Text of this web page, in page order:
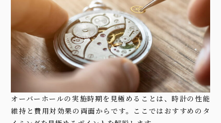
オーバーホールの実施時期を見極めることは、時計の性能
維持と費用対効果の両面からです。ここではおすすめのタ